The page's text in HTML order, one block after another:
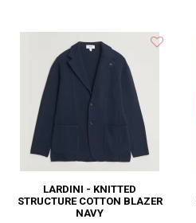
LARDINI - KNITTED
STRUCTURE COTTON BLAZER
NAVY